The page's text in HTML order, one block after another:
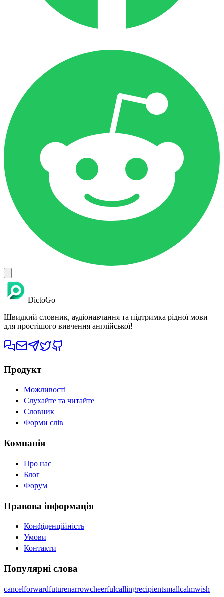
DictoGo
Швидкий словник, аудіонавчання та підтримка рідної мови
для простішого вивчення англійської!
Продукт
Можливості
Слухайте та читайте
Словник
Форми слів
Компанія
Про нас
Блог
Форум
Правова інформація
Конфіденційність
Умови
Контакти
Популярні слова
cancelforwardfuturenarrowcheerfulcallingrecipientsmallcalmwish